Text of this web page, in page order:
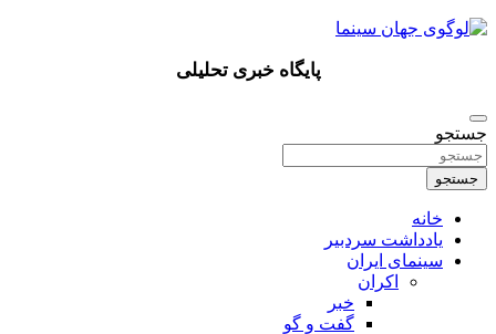
پرش
پایگاه خبری تحلیلی
جستجو
جستجو
خانه
یادداشت سردبیر
سینمای ایران
اکران
خبر
گفت و گو